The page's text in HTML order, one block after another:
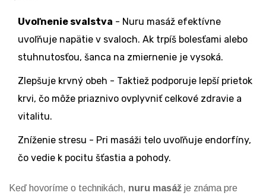
Uvoľnenie svalstva - Nuru masáž efektívne
uvoľňuje napätie v svaloch. Ak trpíš bolesťami alebo
stuhnutosťou, šanca na zmiernenie je vysoká.
Zlepšuje krvný obeh - Taktiež podporuje lepší prietok
krvi, čo môže priaznivo ovplyvniť celkové zdravie a
vitalitu.
Zníženie stresu - Pri masáži telo uvoľňuje endorfíny,
čo vedie k pocitu šťastia a pohody.
Keď hovoríme o technikách, nuru masáž je známa pre